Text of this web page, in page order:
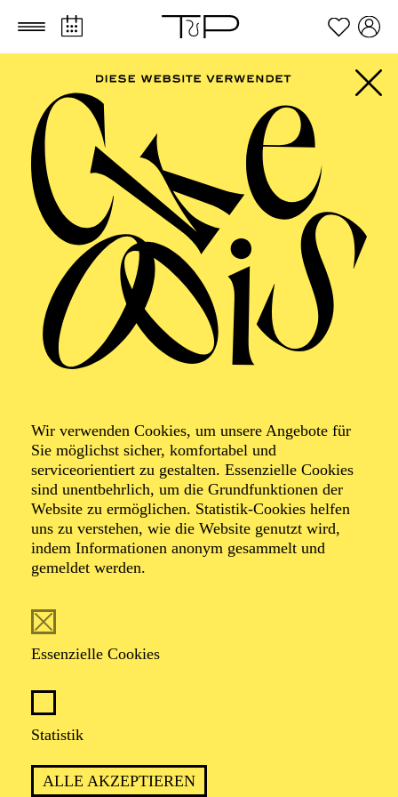
Zum Hauptinhalt springen Zum Footer springen
Wir verwenden Cookies, um unsere Angebote für
Sie möglichst sicher, komfortabel und
serviceorientiert zu gestalten. Essenzielle Cookies
sind unentbehrlich, um die Grundfunktionen der
Website zu ermöglichen. Statistik-Cookies helfen
uns zu verstehen, wie die Website genutzt wird,
indem Informationen anonym gesammelt und
gemeldet werden.
Essenzielle Cookies
Statistik
ALLE AKZEPTIEREN
Foto: Johan Sandberg
Isabell Bromm
Tänzerin (ständiger Gast)
ersten Tanzunterricht im Tanzgymnasium Essen-
Freiburg aufgenommen wurde. Ihre Ausbildung schloss
besuchte sie Workshops und Meisterkurse,
beispielsweise 2018 NRW Juniorballett Dortmund und